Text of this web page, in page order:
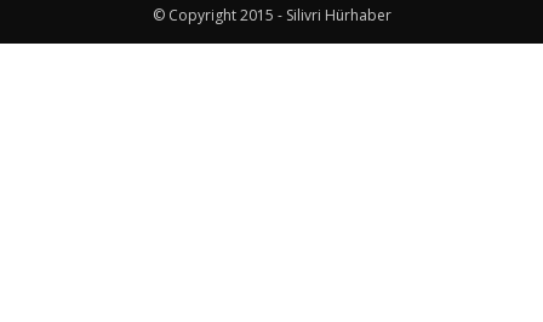
© Copyright 2015 - Silivri Hürhaber